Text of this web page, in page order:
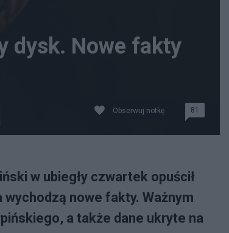
dysk. Nowe fakty
Obserwuj notkę 81
w ubiegły czwartek opuścił
nowe fakty. Ważnym
a także dane ukryte na